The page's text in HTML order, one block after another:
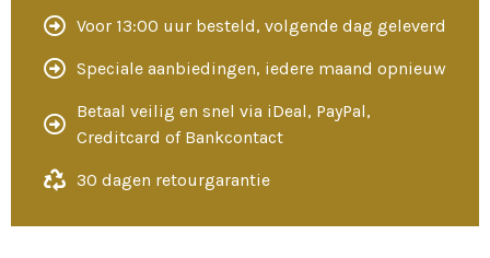
Voor 13:00 uur besteld, volgende dag geleverd
Speciale aanbiedingen, iedere maand opnieuw
Betaal veilig en snel via iDeal, PayPal,
Creditcard of Bankcontact
30 dagen retourgarantie